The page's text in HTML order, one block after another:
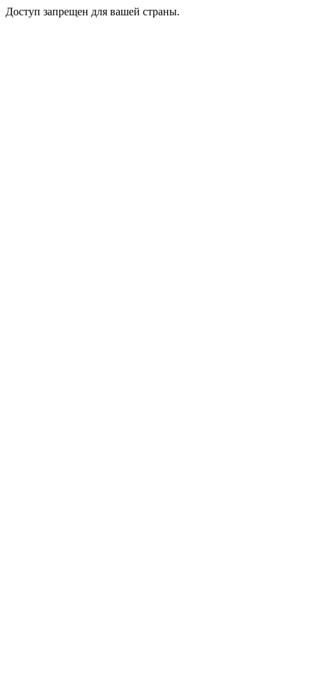
Доступ запрещен для вашей страны.